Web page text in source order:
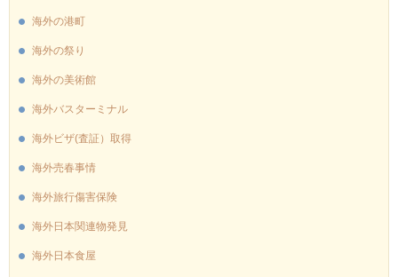
海外の港町
海外の祭り
海外の美術館
海外バスターミナル
海外ビザ(査証）取得
海外売春事情
海外旅行傷害保険
海外日本関連物発見
海外日本食屋